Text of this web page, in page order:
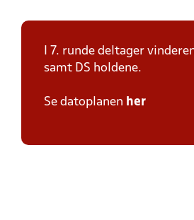
I 7. runde deltager
samt DS holdene.
Se datoplanen her